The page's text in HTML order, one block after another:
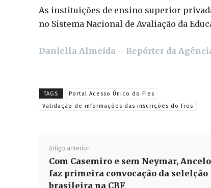
As instituições de ensino superior
no Sistema Nacional de Avaliação da
Daniella Almeida – Repórter da
TAGS
Portal Acesso Único do Fies
Validação de informações das inscrições do Fies
Artigo anterior
Com Casemiro e sem Neymar,
faz primeira convocação da selelção
brasileira na CBF